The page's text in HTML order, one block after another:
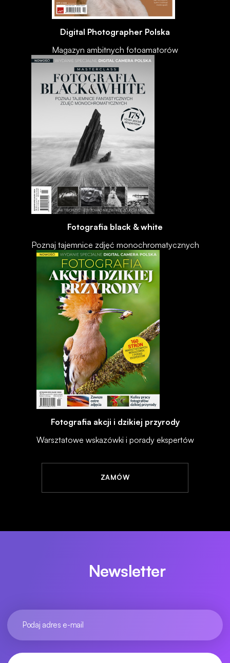
Digital Photographer Polska
Magazyn ambitnych fotoamatorów
Fotografia black & white
Poznaj tajemnice zdjęć monochromatycznych
Fotografia akcji i dzikiej przyrody
Warsztatowe wskazówki i porady ekspertów
ZAMÓW
Newsletter